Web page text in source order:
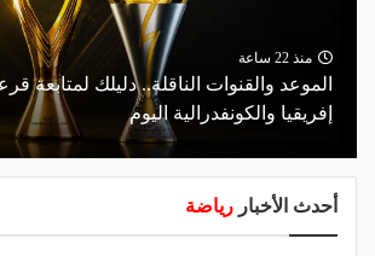
منذ 22 ساعة
الموعد والقنوات الناقلة.. دليلك لمتابعة
إفريقيا والكونفدرالية اليوم
أحدث الأخبار رياضة